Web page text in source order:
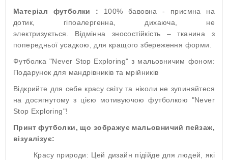
Матеріал футболки :
100% бавовна - приємна на
дотик, гіпоалергенна, дихаюча, не
электризується. Відмінна зносостійкість – тканина з
попередньої усадкою, для кращого збереження форми.
Футболка "Never Stop Exploring" з мальовничим фоном:
Подарунок для мандрівників та мрійників
Відкрийте для себе красу світу та ніколи не зупиняйтеся
на досягнутому з цією мотивуючою футболкою "Never
Stop Exploring"!
Принт футболки, що зображує мальовничий пейзаж,
візуалізує:
Красу природи: Цей дизайн підійде для людей, які